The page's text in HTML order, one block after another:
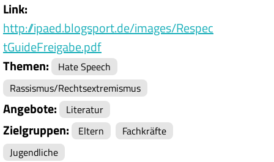
Link
http://ipaed.blogsport.de/images/Respec
tGuideFreigabe.pdf
Themen
Hate Speech
Rassismus/Rechtsextremismus
Angebote Literatur
Zielgruppen Eltern
Fachkräfte
Jugendliche